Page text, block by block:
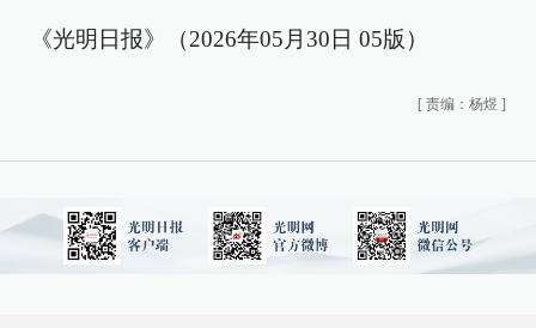
《光明日报》（2026年05月30日 05版）
[ 责编：杨煜 ]